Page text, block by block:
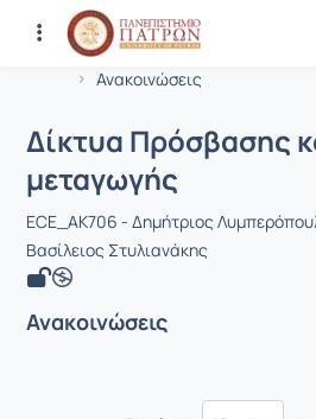
Αρχική Σελίδα
Ανακοινώσεις
Μάθημα : Δίκτυα
Κωδικός : EE799
Δίκτυα Πρόσβασης
μεταγωγής
ECE_ΑΚ706 - Δημήτριος
Βασίλειος Στυλιανάκης
Ανακοινώσεις